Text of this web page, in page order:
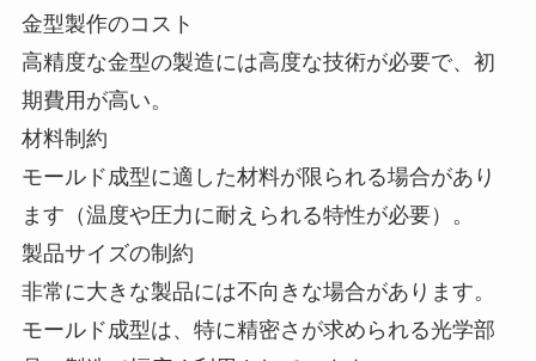
金型製作のコスト
高精度な金型の製造には高度な技術が必要で、初
期費用が高い。
材料制約
モールド成型に適した材料が限られる場合があり
ます（温度や圧力に耐えられる特性が必要）。
製品サイズの制約
非常に大きな製品には不向きな場合があります。
モールド成型は、特に精密さが求められる光学部